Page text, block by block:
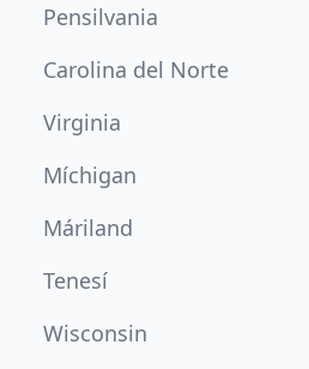
Pensilvania
Carolina del Norte
Virginia
Míchigan
Máriland
Tenesí
Wisconsin